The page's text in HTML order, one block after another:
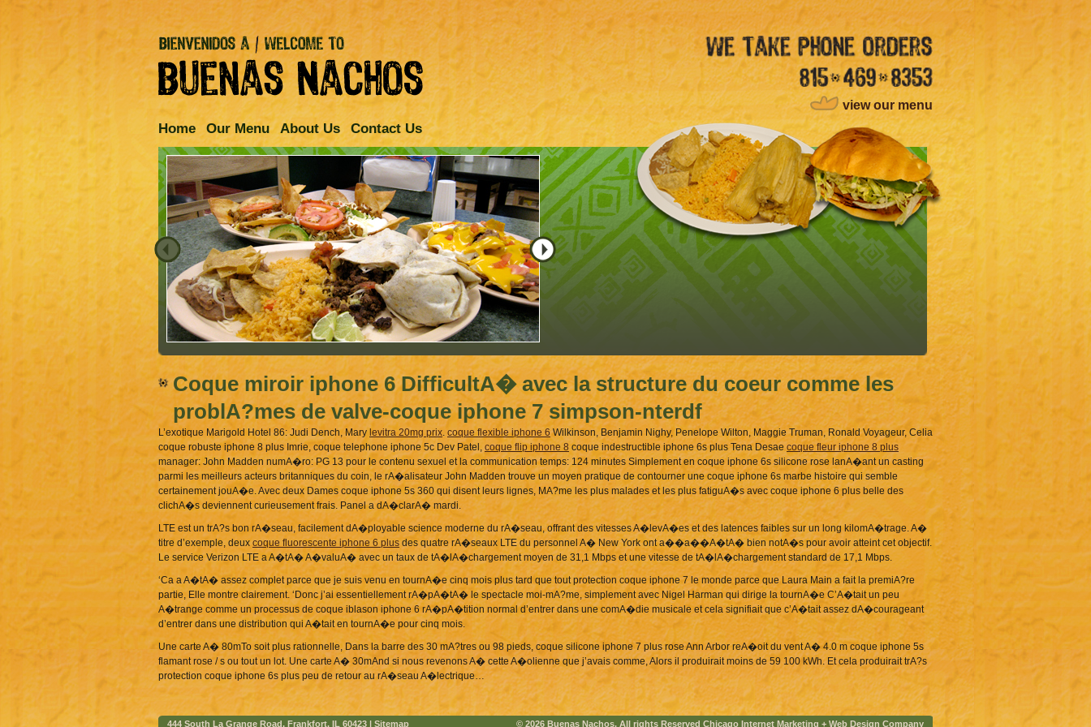
view our menu
Home Our Menu About Us Contact Us
Coque miroir iphone 6 DifficultA� avec la structure du coeur comme les
problA?mes de valve-coque iphone 7 simpson-nterdf
L’exotique Marigold Hotel 86: Judi Dench, Mary levitra 20mg prix. coque flexible iphone 6Wilkinson, Benjamin Nighy, Penelope Wilton, Maggie Truman, Ronald Voyageur, Celia
coque robuste iphone 8 plus Imrie, coque telephone iphone 5c Dev Patel,coque flip iphone 8coque indestructible iphone 6s plus Tena Desaecoque fleur iphone 8 plus
manager: John Madden numA�ro: PG 13 pour le contenu sexuel et la communication temps: 124 minutes Simplement en coque iphone 6s silicone rose lanA�ant un casting
parmi les meilleurs acteurs britanniques du coin, le rA�alisateur John Madden trouve un moyen pratique de contourner une coque iphone 6s marbe histoire qui semble
certainement jouA�e. Avec deux Dames coque iphone 5s 360 qui disent leurs lignes, MA?me les plus malades et les plus fatiguA�s avec coque iphone 6 plus belle des
clichA�s deviennent curieusement frais. Panel a dA�clarA� mardi.
LTE est un trA?s bon rA�seau, facilement dA�ployable science moderne du rA�seau, offrant des vitesses A�levA�es et des latences faibles sur un long kilomA�trage. A�
titre d’exemple, deuxcoque fluorescente iphone 6 plusdes quatre rA�seaux LTE du personnel A� New York ont a��a��A�tA� bien notA�s pour avoir atteint cet objectif.
Le service Verizon LTE a A�tA� A�valuA� avec un taux de tA�lA�chargement moyen de 31,1 Mbps et une vitesse de tA�lA�chargement standard de 17,1 Mbps.
‘Ca a A�tA� assez complet parce que je suis venu en tournA�e cinq mois plus tard que tout protection coque iphone 7 le monde parce que Laura Main a fait la premiA?re
partie, Elle montre clairement. ‘Donc j’ai essentiellement rA�pA�tA� le spectacle moi-mA?me, simplement avec Nigel Harman qui dirige la tournA�e C’A�tait un peu
A�trange comme un processus de coque iblason iphone 6 rA�pA�tition normal d’entrer dans une comA�die musicale et cela signifiait que c’A�tait assez dA�courageant
d’entrer dans une distribution qui A�tait en tournA�e pour cinq mois.
Une carte A� 80mTo soit plus rationnelle, Dans la barre des 30 mA?tres ou 98 pieds, coque silicone iphone 7 plus rose Ann Arbor reA�oit du vent A� 4.0 m coque iphone 5s
flamant rose / s ou tout un lot. Une carte A� 30mAnd si nous revenons A� cette A�olienne que j’avais comme, Alors il produirait moins de 59 100 kWh. Et cela produirait trA?s
protection coque iphone 6s plus peu de retour au rA�seau A�lectrique…
444 South La Grange Road, Frankfort, IL 60423 | Sitemap © 2026 Buenas Nachos. All rights Reserved Chicago Internet Marketing + Web Design Company